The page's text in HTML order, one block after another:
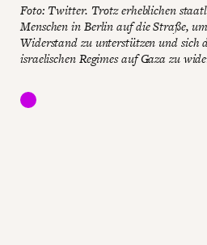
Foto: Twitter. Trotz erheblichen
Menschen in Berlin auf die Straße,
Widerstand zu unterstützen und sich
israelischen Regimes auf Gaza zu